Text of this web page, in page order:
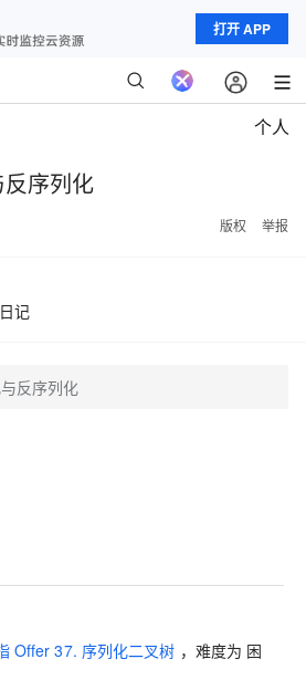
打开 APP
个人
序列化
版权 举报
记
反序列化
Offer 37. 序列化二叉树 ，难度为 困